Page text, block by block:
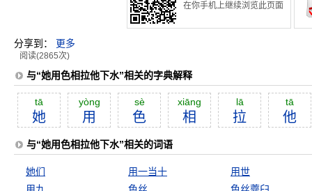
在你手机上继续浏览此页面
分享到： 更多
阅读(2865次)
与“她用色相拉他下水”相关的字典解释
tā
她
yòng
用
sè
色
xiāng
相
lā
拉
tā
他
与“她用色相拉他下水”相关的词语
她们 用一当十
用世